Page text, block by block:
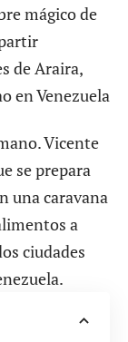
mágico de
de Araira,
en Venezuela
Vicente
se prepara
una caravana
a
ciudades